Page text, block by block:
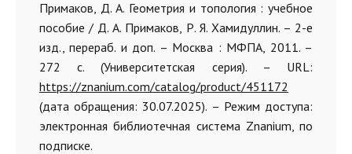
Примаков, Д. А. Геометрия и топология : учебное
пособие / Д. А. Примаков, Р. Я. Хамидуллин. – 2-е
изд., перераб. и доп. – Москва : МФПА, 2011. –
272 с. (Университетская серия). – URL:
https://znanium.com/catalog/product/451172
(дата обращения: 30.07.2025). – Режим доступа:
электронная библиотечная система Znanium, по
подписке.